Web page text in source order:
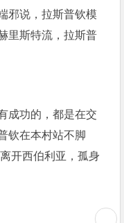
邪说，拉斯普钦模
里斯特流，拉斯普
成功的，都是在交
钦在本村站不脚
开西伯利亚，孤身